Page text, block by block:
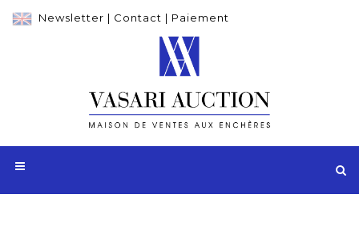
Newsletter | Contact | Paiement